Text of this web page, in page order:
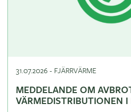
31.07.2026- FJÄRRVÄRME
MEDDELANDE OM
VÄRMEDISTRIBUTIONEN I